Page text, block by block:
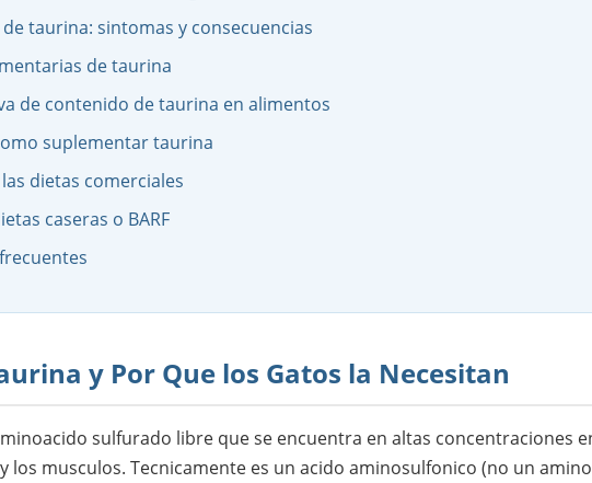
taurina: sintomas y consecuencias
de taurina
de contenido de taurina en alimentos
suplementar taurina
dietas comerciales
caseras o BARF
y Por Que los Gatos la Necesitan
sulfurado libre que se encuentra en altas concentraciones
los musculos. Tecnicamente es un acido aminosulfonico (no un